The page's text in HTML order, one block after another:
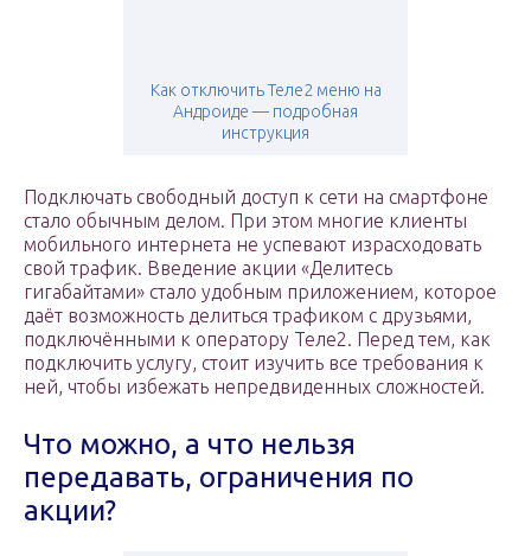
Как отключить Теле2 меню на
Андроиде — подробная
инструкция
Подключать свободный доступ к сети на смартфоне
стало обычным делом. При этом многие клиенты
мобильного интернета не успевают израсходовать
свой трафик. Введение акции «Делитесь
гигабайтами» стало удобным приложением, которое
даёт возможность делиться трафиком с друзьями,
подключёнными к оператору Теле2. Перед тем, как
подключить услугу, стоит изучить все требования к
ней, чтобы избежать непредвиденных сложностей.
Что можно, а что нельзя
передавать, ограничения по
акции?